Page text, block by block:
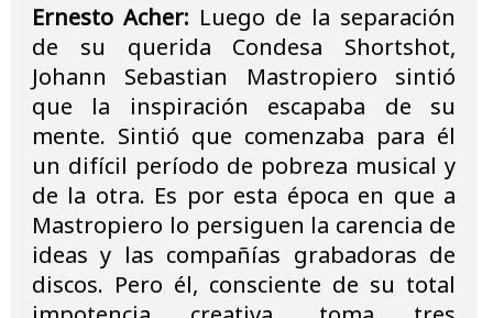
Ernesto Acher: Luego de la separación
de su querida Condesa Shortshot,
Johann Sebastian Mastropiero sintió
que la inspiración escapaba de su
mente. Sintió que comenzaba para él
un difícil período de pobreza musical y
de la otra. Es por esta época en que a
Mastropiero lo persiguen la carencia de
ideas y las compañías grabadoras de
discos. Pero él, consciente de su total